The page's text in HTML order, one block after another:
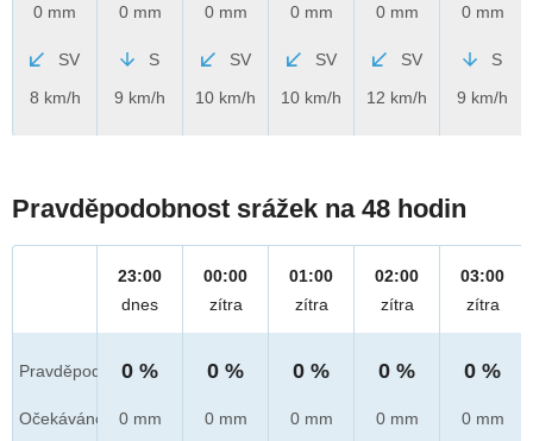
0 mm
SV
8 km/h
0 mm
S
9 km/h
0 mm
SV
10 km/h
0 mm
SV
10 km/h
0 mm
SV
12 km/h
0 mm
S
9 km/h
Pravděpodobnost srážek na 48 hodin
Pravděpod.
Očekáváno
23:00
dnes
0 %
0 mm
00:00
zítra
0 %
0 mm
01:00
zítra
0 %
0 mm
02:00
zítra
0 %
0 mm
03:00
zítra
0 %
0 mm